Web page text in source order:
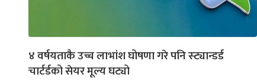
४ वर्षयताकै उच्च लाभांश घोषणा गरे पनि स्ट्यान्डर्ड
चार्टर्डको सेयर मूल्य घट्यो